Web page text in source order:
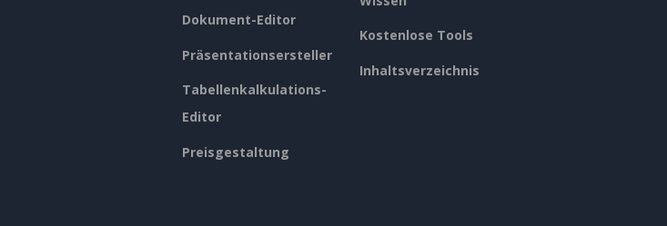
Dokument-Editor
Präsentationsersteller
Tabellenkalkulations-
Editor
Preisgestaltung
Kostenlose Tools
Inhaltsverzeichnis